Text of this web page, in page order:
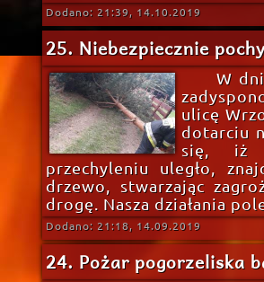
Dodano: 21:39, 14.10.2019
25. Niebezpiecznie
W
ulicę
dotarciu
się, iż
przechyleniu uległo,
drzewo, stwarzając
drogę. Nasza działania
Dodano: 21:18, 14.09.2019
24. Pożar pogorzeliska